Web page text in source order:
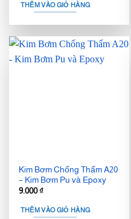
THÊM VÀO GIỎ HÀNG
Kim Bơm Chống Thấm A20
– Kim Bơm Pu và Epoxy
9.000₫
THÊM VÀO GIỎ HÀNG